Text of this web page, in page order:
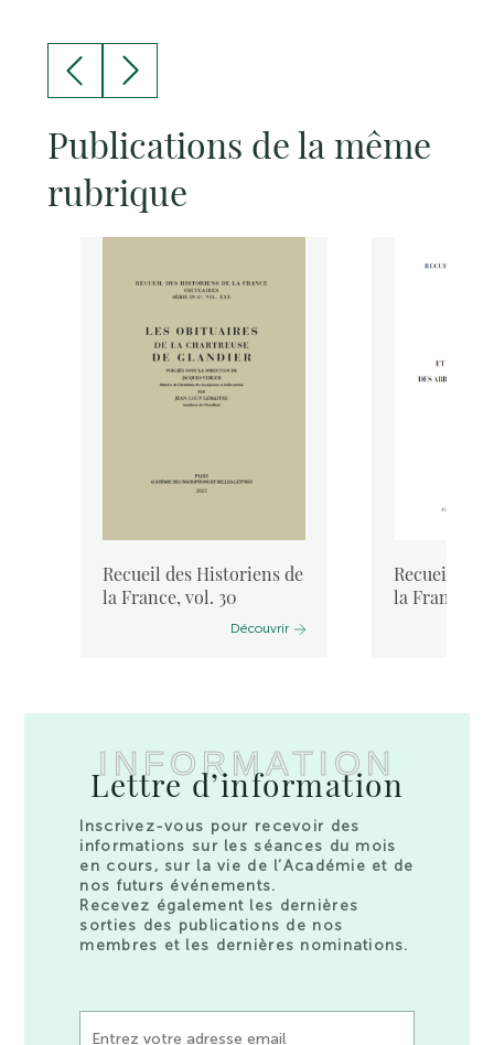
Publications de la même
rubrique
Recueil des Historiens de
la France, vol. 30
Découvrir
Recueil des
la France,
INFORMATION
Lettre d’information
Inscrivez-vous pour recevoir des
informations sur les séances du mois
en cours, sur la vie de l’Académie et de
nos futurs événements.
Recevez également les dernières
sorties des publications de nos
membres et les dernières nominations.